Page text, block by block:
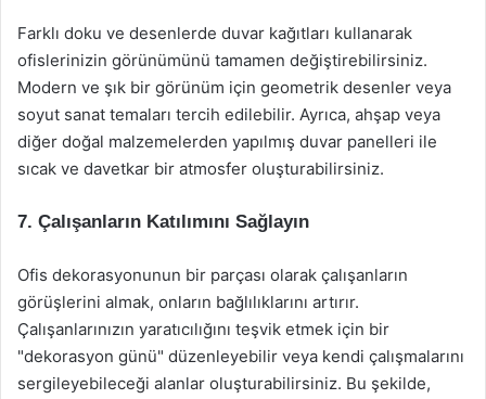
Farklı doku ve desenlerde duvar kağıtları kullanarak
ofislerinizin görünümünü tamamen değiştirebilirsiniz.
Modern ve şık bir görünüm için geometrik desenler veya
soyut sanat temaları tercih edilebilir. Ayrıca, ahşap veya
diğer doğal malzemelerden yapılmış duvar panelleri ile
sıcak ve davetkar bir atmosfer oluşturabilirsiniz.
7. Çalışanların Katılımını Sağlayın
Ofis dekorasyonunun bir parçası olarak çalışanların
görüşlerini almak, onların bağlılıklarını artırır.
Çalışanlarınızın yaratıcılığını teşvik etmek için bir
"dekorasyon günü" düzenleyebilir veya kendi çalışmalarını
sergileyebileceği alanlar oluşturabilirsiniz. Bu şekilde,